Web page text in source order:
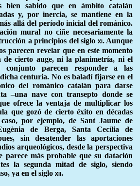
bien sabido que en ámbito catalán
y, por inercia, se mantiene en la
allá del período inicial del románico.
mural no ciñe necesariamente la
a principios del siglo xi. Aunque
parecen revelar que en este momento
de cierto auge, ni la planimetría, ni el
conjunto parecen responder a las
centuria. No es baladí fijarse en el
del románico catalán para darse
–una nave con transepto donde se
ofrece la ventaja de multiplicar los
que gozó de cierto éxito en décadas
por ejemplo, de Sant Jaume de
de Berga, Santa Cecília de
sin desatender las aportaciones
arqueológicos, desde la perspectiva
parece más probable que su datación
la segunda mitad de siglo, siendo
ya en el siglo xii.